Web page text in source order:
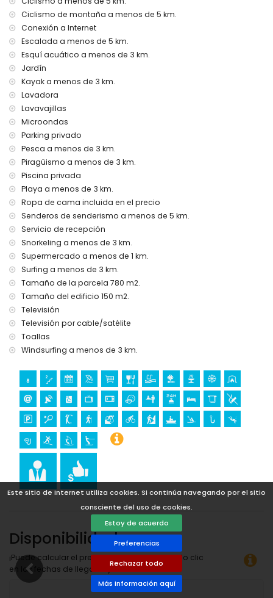
Este sitio de Internet utiliza cookies. Si continúa navegando por el sitio
consciente del uso de cookies.
Estoy de acuerdo
Preferencias
Rechazar todo
Más información aquí
internet (WiFi)
plancha y tabla de planchar
ropa de cama y toallas
servicio de recepción y servicio de emergencia 24 horas
con aire acondicionado
Instalaciones y servicios con coste adicional
cama extra y cuna/cama para niños (bajo petición)
Entretenimiento y actividades de ocio para sus vacaciones
en Moraira, Costa Blanca
bar (a menos de 1000 metros de la casa)
discoteca y paseo marítimo (a menos de 5 kilómetros de
la casa)
Lugares de interés y cultura en Moraira, Costa Blanca
iglesia, castillo y ruina (a menos de 5 kilómetros del
museo (a menos de 25 kilómetros del alojamiento)
Deportes
tenis, golf, senderismo, ciclismo de montaña, ciclismo,
escalada, piragüismo, kayak, pesca, buceo, snorkel, surf,
windsurf y esquí acuático (a menos de 5 kilómetros de la
villa)
equitación (a menos de 10 kilómetros de la villa)
Ciclismo de montaña a menos de 5 km.
Conexión a Internet
Escalada a menos de 5 km.
Esquí acuático a menos de 3 km.
Jardín
Kayak a menos de 3 km.
Lavadora
Lavavajillas
Microondas
Parking privado
Pesca a menos de 3 km.
Piragüismo a menos de 3 km.
Piscina privada
Playa a menos de 3 km.
Ropa de cama incluida en el precio
Senderos de senderismo a menos de 5 km.
Servicio de recepción
Snorkeling a menos de 3 km.
Supermercado a menos de 1 km.
Surfing a menos de 3 km.
Tamaño de la parcela 780 m2.
Tamaño del edificio 150 m2.
Televisión
Televisión por cable/satélite
Toallas
Windsurfing a menos de 3 km.
Disponibilidad
¡Puede calcular el precio del alquiler haciendo clic
en las fechas de llegada y salida deseadas!